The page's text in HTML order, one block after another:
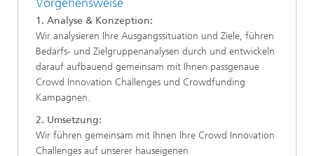
1. Analyse & Konzeption:
Wir analysieren Ihre Ausgangssituation und Ziele, führen
Bedarfs- und Zielgruppenanalysen durch und entwickeln
darauf aufbauend gemeinsam mit Ihnen passgenaue
Crowd Innovation Challenges und Crowdfunding
Kampagnen.
2. Umsetzung:
Wir führen gemeinsam mit Ihnen Ihre Crowd Innovation
Challenges auf unserer hauseigenen